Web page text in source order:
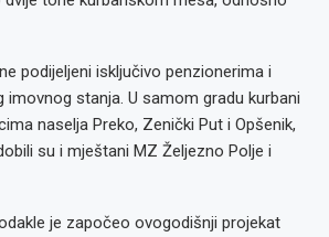
podijeljeni isključivo penzionerima i
imovnog stanja. U samom gradu kurbani
naselja Preko, Zenički Put i Opšenik,
su i mještani MZ Željezno Polje i
je započeo ovogodišnji projekat